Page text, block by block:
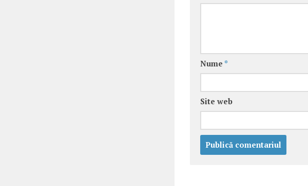
Nume *
Site web